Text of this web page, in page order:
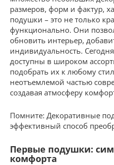
размеров, форм и фактур,
подушки – это не только
функционально. Они
обновить интерьер,
индивидуальность.
доступны в широком
подобрать их к любому
неотъемлемой частью
создавая атмосферу
Помните: Декоративные
эффективный способ
Первые подушки:
комфорта